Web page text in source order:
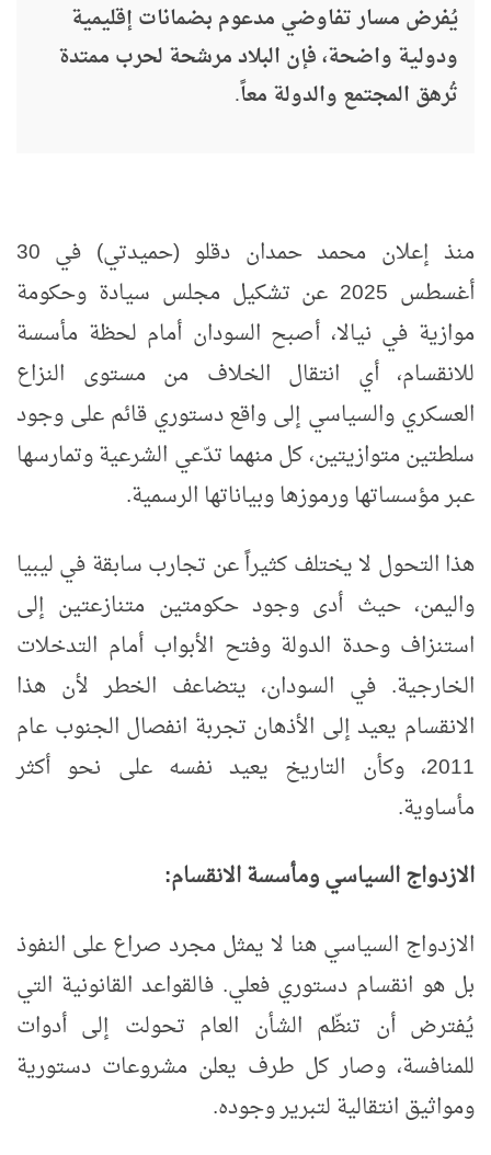
يُفرض مسار تفاوضي مدعوم بضمانات إقليمية
ودولية واضحة، فإن البلاد مرشحة لحرب ممتدة
تُرهق المجتمع والدولة معاً.
منذ إعلان محمد حمدان دقلو (حميدتي) في 30
أغسطس 2025 عن تشكيل مجلس سيادة وحكومة
موازية في نيالا، أصبح السودان أمام لحظة مأسسة
للانقسام، أي انتقال الخلاف من مستوى النزاع
العسكري والسياسي إلى واقع دستوري قائم على وجود
سلطتين متوازيتين، كل منهما تدّعي الشرعية وتمارسها
عبر مؤسساتها ورموزها وبياناتها الرسمية.
هذا التحول لا يختلف كثيراً عن تجارب سابقة في ليبيا
واليمن، حيث أدى وجود حكومتين متنازعتين إلى
استنزاف وحدة الدولة وفتح الأبواب أمام التدخلات
الخارجية. في السودان، يتضاعف الخطر لأن هذا
الانقسام يعيد إلى الأذهان تجربة انفصال الجنوب عام
2011، وكأن التاريخ يعيد نفسه على نحو أكثر
مأساوية.
الازدواج السياسي ومأسسة الانقسام:
الازدواج السياسي هنا لا يمثل مجرد صراع على النفوذ
بل هو انقسام دستوري فعلي. فالقواعد القانونية التي
يُفترض أن تنظّم الشأن العام تحولت إلى أدوات
للمنافسة، وصار كل طرف يعلن مشروعات دستورية
ومواثيق انتقالية لتبرير وجوده.